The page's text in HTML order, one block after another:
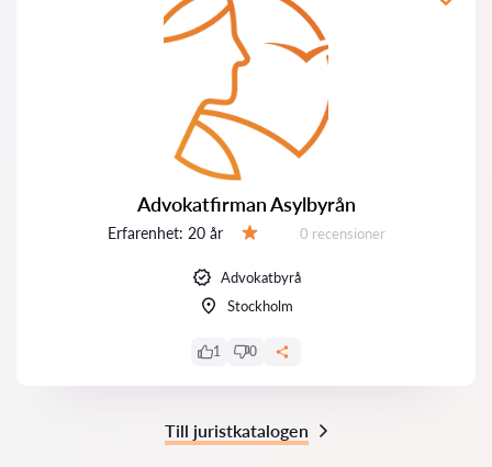
Advokatfirman Asylbyrån
Erfarenhet: 20 år Recensioner:
0 recensioner
Advokatbyrå
Stockholm
1 0
Till juristkatalogen